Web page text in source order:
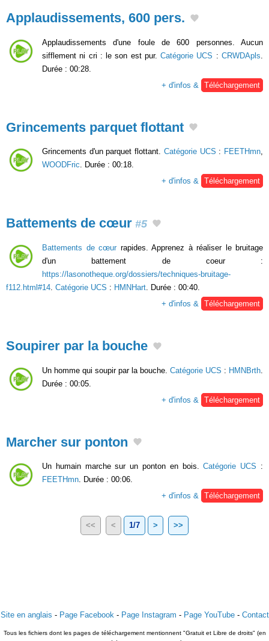
Applaudissements, 600 pers.
Applaudissements d'une foule de 600 personnes. Aucun
sifflement ni cri : le son est pur.Catégorie UCS :CRWDApls
Durée : 00:28.
+ d'infos &
Téléchargement
Grincements parquet flottant
Grincements d'un parquet flottant. Catégorie UCS : FEETHmn,
WOODFric. Durée : 00:18.
+ d'infos & Téléchargement
Battements de cœur #5
Battements de cœur rapides. Apprenez à réaliser le bruitage
d'un battement de coeur :
https://lasonotheque.org/dossiers/techniques-bruitage-
f112.html#14 Catégorie UCS : HMNHart . Durée : 00:40.
+ d'infos &
Téléchargement
Soupirer par la bouche
Un homme qui soupir par la bouche. Catégorie UCS : HMNBrth
Durée : 00:05.
+ d'infos &
Téléchargement
Marcher sur ponton
Un humain marche sur un ponton en bois.Catégorie UCS :
FEETHmn. Durée : 00:06.
+ d'infos & Téléchargement
<< < 1/7 > >>
Site en anglais - Page Facebook- Page Instagram - Page YouTube- Contact
Tous les fichiers dont les pages de téléchargement mentionnent "Gratuit et Libre de droits" (en